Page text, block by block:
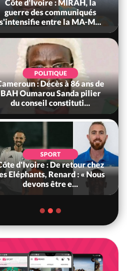
Côte d'Ivoire : MIRAH, la
guerre des communiqués
s'intensifie entre la MA-M...
POLITIQUE
: Décès à 86 ans de
BAH Oumarou Sanda pilier
du conseil constituti...
SPORT
d'Ivoire : De retour chez
Eléphants, Renard : « Nous
devons être e...